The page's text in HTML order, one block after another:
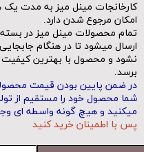
کارخانجات مینل میز به مدت
امکان مرجوع شدن دارد.
تمام محصولات مینل میز در
ارسال میشود تا در هنگام
نشود و محصول با بهترین
برسد.
در ضمن پایین بودن قیمت
شما محصول خود را مستقیم از
میکنید و هیچ گونه واسطه ای
پس با اطمینان خرید کنید